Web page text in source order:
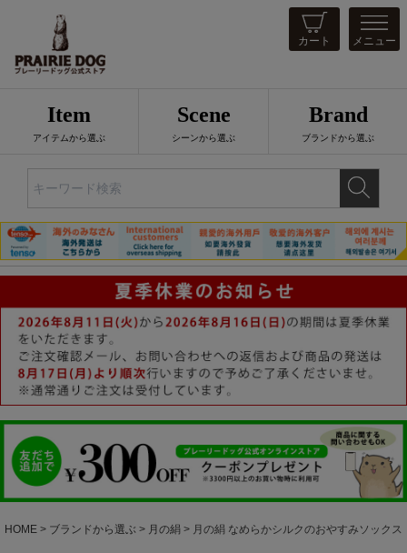
カート メニュー
Item
アイテムから選ぶ
Scene
シーンから選ぶ
Brand
ブランドから選ぶ
HOME ブランドから選ぶ 月の絹 月の絹 なめらかシルクのおやすみソックス